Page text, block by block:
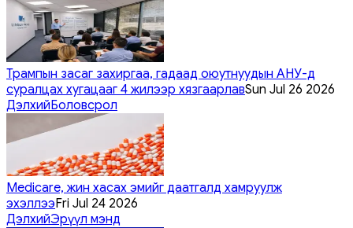
Трампын засаг захиргаа, гадаад оюутнуудын АНУ-д
суралцах хугацааг 4 жилээр хязгаарлавSun Jul 26 2026
ДэлхийБоловсрол
Medicare, жин хасах эмийг даатгалд хамруулж
эхэллээFri Jul 24 2026
ДэлхийЭрүүл мэнд